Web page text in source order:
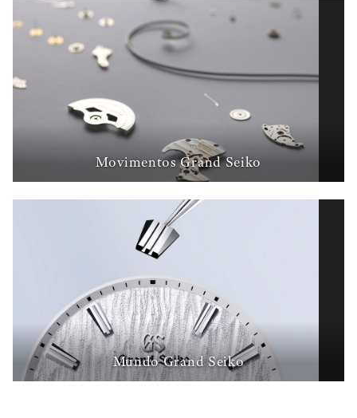
Movimentos Grand Seiko
Mundo Grand Seiko